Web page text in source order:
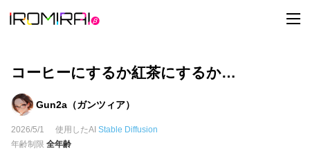
t
o
コーヒーにするか紅茶にするか…
Gun2a（ガンツィア）
2026/5/1 使用したAI Stable Diffusion
年齢制限 全年齢